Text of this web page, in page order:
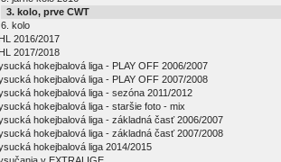
3. kolo, prve CWT
6. kolo
2016/2017
2017/2018
hokejbalová liga - PLAY OFF 2006/2007
hokejbalová liga - PLAY OFF 2007/2008
hokejbalová liga - sezóna 2011/2012
hokejbalová liga - staršie foto - mix
hokejbalová liga - základná časť 2006/2007
hokejbalová liga - základná časť 2007/2008
hokejbalová liga 2014/2015